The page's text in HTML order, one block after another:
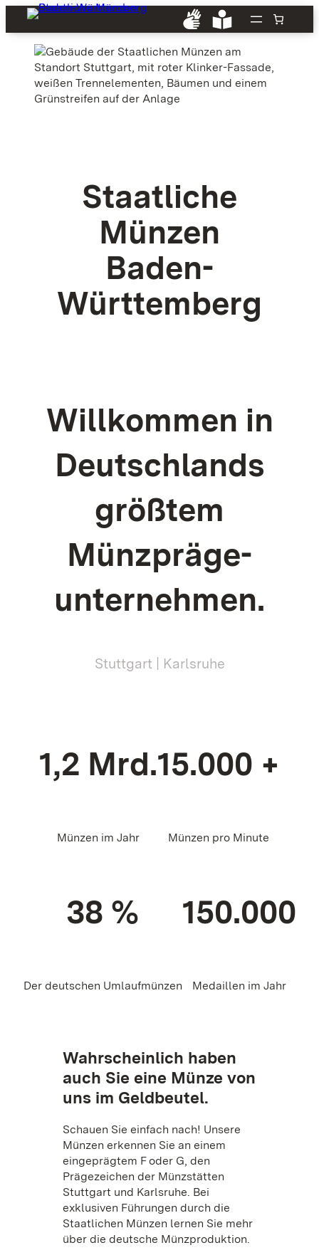
Staatliche
Münzen
Baden-
Württemberg
Willkommen in
Deutschlands
größtem
Münzpräge­
unternehmen.
Stuttgart | Karlsruhe
1,2 Mrd.
Münzen im Jahr
15.000 +
Münzen pro Minute
38 %
Der deutschen Umlaufmünzen
150.000
Medaillen im Jahr
Wahrscheinlich haben
auch Sie eine Münze von
uns im Geldbeutel.
Schauen Sie einfach nach! Unsere
Münzen erkennen Sie an einem
eingeprägtem F oder G, den
Prägezeichen der Münzstätten
Stuttgart und Karlsruhe. Bei
exklusiven Führungen durch die
Staatlichen Münzen lernen Sie mehr
über die deutsche Münzproduktion.